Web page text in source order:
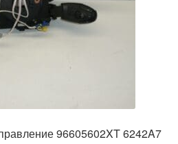
96605602XT 6242A7